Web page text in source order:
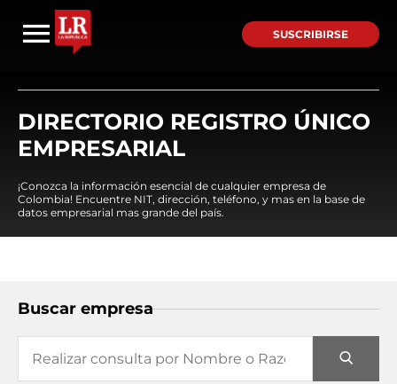
SUSCRIBIRSE
DIRECTORIO REGISTRO ÚNICO
EMPRESARIAL
¡Conozca la información esencial de cualquier empresa de
Colombia! Encuentre NIT, dirección, teléfono, y mas en la base de
datos empresarial mas grande del país.
Buscar empresa